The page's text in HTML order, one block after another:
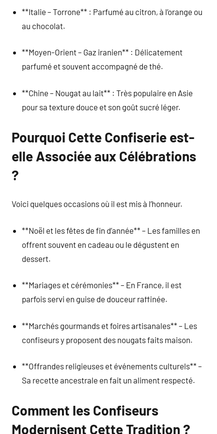
**Italie – Torrone** : Parfumé au citron, à l’orange ou
au chocolat.
**Moyen-Orient – Gaz iranien** : Délicatement
parfumé et souvent accompagné de thé.
**Chine – Nougat au lait** : Très populaire en Asie
pour sa texture douce et son goût sucré léger.
Pourquoi Cette Confiserie est-
elle Associée aux Célébrations
?
Voici quelques occasions où il est mis à l’honneur.
**Noël et les fêtes de fin d’année** – Les familles en
offrent souvent en cadeau ou le dégustent en
dessert.
**Mariages et cérémonies** – En France, il est
parfois servi en guise de douceur raffinée.
**Marchés gourmands et foires artisanales** – Les
confiseurs y proposent des nougats faits maison.
**Offrandes religieuses et événements culturels** –
Sa recette ancestrale en fait un aliment respecté.
Comment les Confiseurs
Modernisent Cette Tradition ?